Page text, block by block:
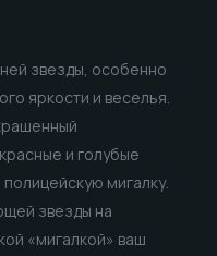
звезды, особенно
яркости и веселья.
и голубые
мигалку.
звезды на
«мигалкой» ваш